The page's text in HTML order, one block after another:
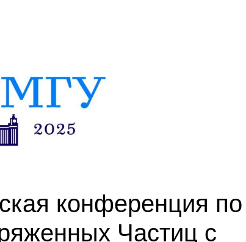
конференция по
Частиц с